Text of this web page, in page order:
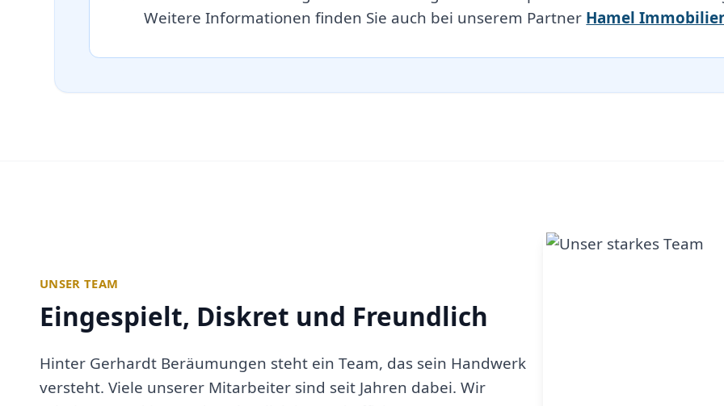
Weitere Informationen finden Sie auch bei unserem Partner Hamel
UNSER TEAM
Eingespielt, Diskret und Freundlich
Hinter Gerhardt Beräumungen steht ein Team, das sein Handwerk
versteht. Viele unserer Mitarbeiter sind seit Jahren dabei. Wir